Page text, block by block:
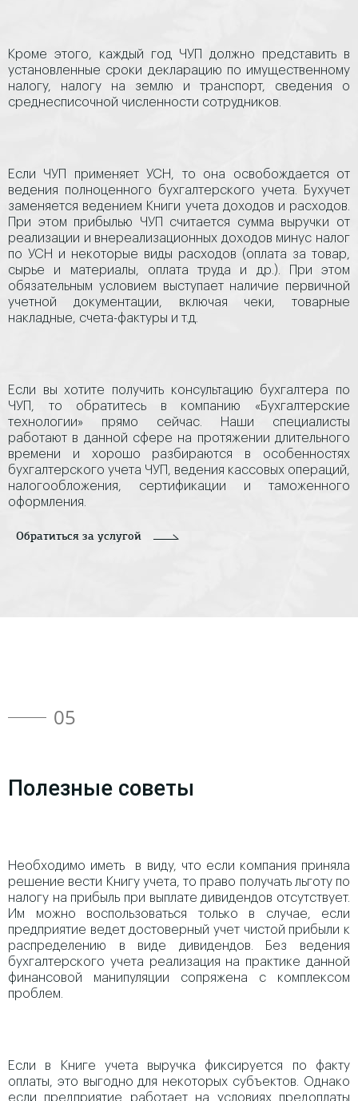
Кроме этого, каждый год ЧУП должно представить в
установленные сроки декларацию по имущественному
налогу, налогу на землю и транспорт, сведения о
среднесписочной численности сотрудников.
Если ЧУП применяет УСН, то она освобождается от
ведения полноценного бухгалтерского учета. Бухучет
заменяется ведением Книги учета доходов и расходов.
При этом прибылью ЧУП считается сумма выручки от
реализации и внереализационных доходов минус налог
по УСН и некоторые виды расходов (оплата за товар,
сырье и материалы, оплата труда и др.). При этом
обязательным условием выступает наличие первичной
учетной документации, включая чеки, товарные
накладные, счета-фактуры и т.д.
Если вы хотите получить консультацию бухгалтера по
ЧУП, то обратитесь в компанию «Бухгалтерские
технологии» прямо сейчас. Наши специалисты
работают в данной сфере на протяжении длительного
времени и хорошо разбираются в особенностях
бухгалтерского учета ЧУП, ведения кассовых операций,
налогообложения, сертификации и таможенного
оформления.
Обратиться за услугой
05
Полезные советы
Необходимо иметь в виду, что если компания приняла
решение вести Книгу учета, то право получать льготу по
налогу на прибыль при выплате дивидендов отсутствует.
Им можно воспользоваться только в случае, если
предприятие ведет достоверный учет чистой прибыли к
распределению в виде дивидендов. Без ведения
бухгалтерского учета реализация на практике данной
финансовой манипуляции сопряжена с комплексом
проблем.
Если в Книге учета выручка фиксируется по факту
оплаты, это выгодно для некоторых субъектов. Однако
если предприятие работает на условиях предоплаты